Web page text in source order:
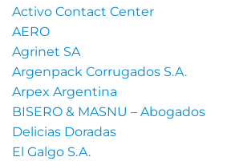
Activo Contact Center
AERO
Agrinet SA
Argenpack Corrugados S.A.
Arpex Argentina
BISERO & MASNU – Abogados
Delicias Doradas
El Galgo S.A.